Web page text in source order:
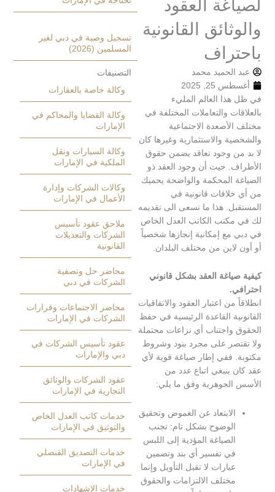
العقود
القانونية
محمد
2025
العالم المليء
والتعاملات المختلفة في
الاجتماعية
والاستثمارية وغيرها كان
وجود تعاقد يضمن حقوق
حيث أن وجود العقد ذو
المحكمة والواضحة يحميك
قانونية في
هذا ما نسعى الى تقديمه
الكاتب العدل الخاص
إمكانية إنجازها شخصياً
من مختلف البلدان.
العقد بشكل قانوني
اعتبار العقود والاتفاقيات
القاعدة الرئيسية في حفظ
أي نزاعات محتملة
على مجرد بنود وشروط
ففي إطار صياغة قوية لأي
ينبغي اتباع عدد من
وفق ما يلي:
عن الغموض وتحقيق
بشكل تام: تجنب
المؤدية إلى اللبس
تفسير أي بند وتضمين
لا تقبل التأويل وإنما
الالتزامات والحقوق
تسجيل وصية في دبي لغير
وكالة خاصة بالعقارات
وكالة القضايا والمحاكم في
وكالة السيارات ونقل
الملكية في الإمارات
وكالات الشركات وإدارة
الأعمال في الإمارات
ملاحق عقود تأسيس
الشركات والتعديلات
القانونية
محاضر حل وتصفية
الشركات في دبي
محاضر الاجتماعات وقرارات
الشركات في الإمارات
عقود تأسيس الشركات في
دبي والإمارات
عقود الشركات والوثائق
التجارية في الإمارات
خدمات كاتب العدل الخاص
والتوثيق في الإمارات
خدمات التصديق القنصلي
في الإمارات
خدمات الإشهادات